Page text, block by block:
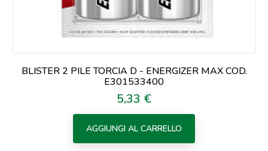
BLISTER 2 PILE TORCIA D - ENERGIZER MAX COD.
E301533400
Prezzo
5,33 €
AGGIUNGI AL CARRELLO